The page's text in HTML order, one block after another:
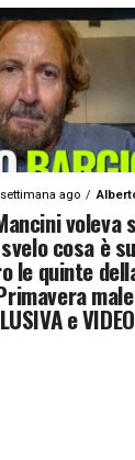
ago
voleva
cosa è
le quinte
e VIDEO